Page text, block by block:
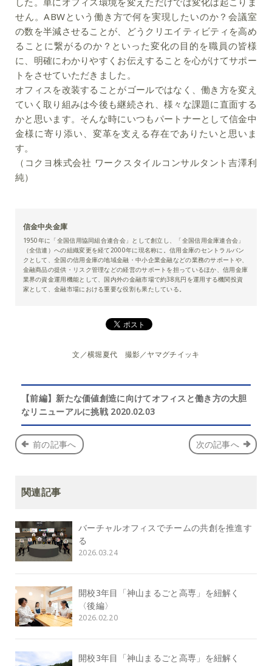
せん。ABWという働き方で何を実現したいのか？会議室
の数を半減させることが、どうクリエイティビティを高め
ることに繋がるのか？といった変化の目的を職員の皆様
に、明確にわかりやすくお伝えすることを心がけてサポー
トをさせていただきました。
オフィスを改装することがゴールではなく、働き方を変え
ていく取り組みは今後も継続され、様々な課題に直面する
かと思います。そんな時にいつもパートナーとして信金中
金様に寄り添い、変革を支える存在でありたいと思いま
す。
（コクヨ株式会社 ワークスタイルコンサルタント吉澤利
純）
信金中央金庫
1950年に「全国信用協同組合連合会」として創立し、「全国信用金庫連合会」
（全信連）への組織変更を経て2000年に現名称に。信用金庫のセントラルバン
クとして、全国の信用金庫の地域金融・中小企業金融などの業務のサポートや、
金融商品の提供・リスク管理などの経営のサポートを担っているほか、信用金庫
業界の資金運用機能として、国内外の金融市場で約38兆円を運用する機関投資
家として、金融市場における重要な役割も果たしている。
文／横堀夏代 撮影／ヤマグチイッキ
【前編】新たな価値創造に向けてオフィスと働き方の大胆
なリニューアルに挑戦 2020.02.03
前の記事へ 次の記事へ
関連記事
バーチャルオフィスでチームの共創を推進す
る
2026.03.24
開校3年目「神山まるごと高専」を紐解く
〈後編〉
2026.02.20
開校3年目「神山まるごと高専」を紐解く